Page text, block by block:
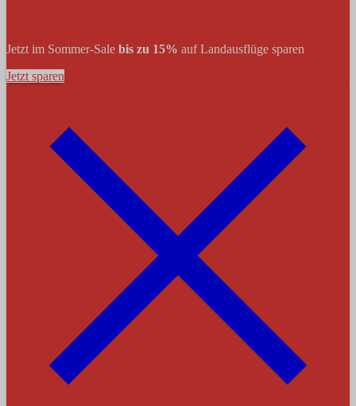
Jetzt im Sommer-Sale bis zu 15% auf Landausflüge sparen
Jetzt sparen